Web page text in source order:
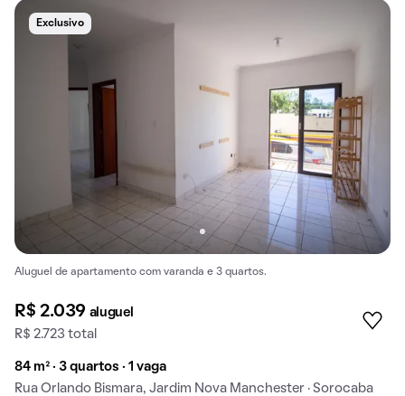
Exclusivo
Aluguel de apartamento com varanda e 3 quartos.
R$ 2.039 aluguel
R$ 2.723 total
84 m² · 3 quartos · 1 vaga
Rua Orlando Bismara, Jardim Nova Manchester · Sorocaba